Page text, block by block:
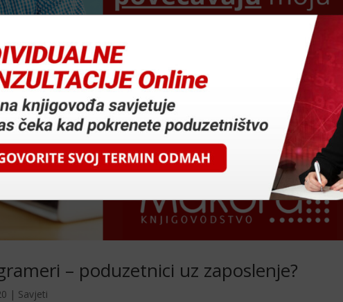
– poduzetnici uz zaposlenje?
| Savjeti